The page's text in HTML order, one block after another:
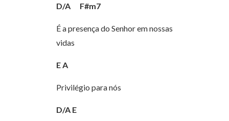
D/A F#m7
É a presença do Senhor em nossas
vidas
E A
Privilégio para nós
D/A E